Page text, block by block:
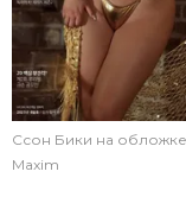
Ссон Бики на
Maxim